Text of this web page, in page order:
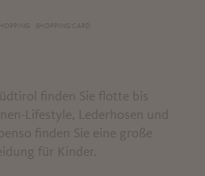
SHOPPING CARD
finden Sie flotte bis
Lifestyle, Lederhosen und
finden Sie eine große
für Kinder.